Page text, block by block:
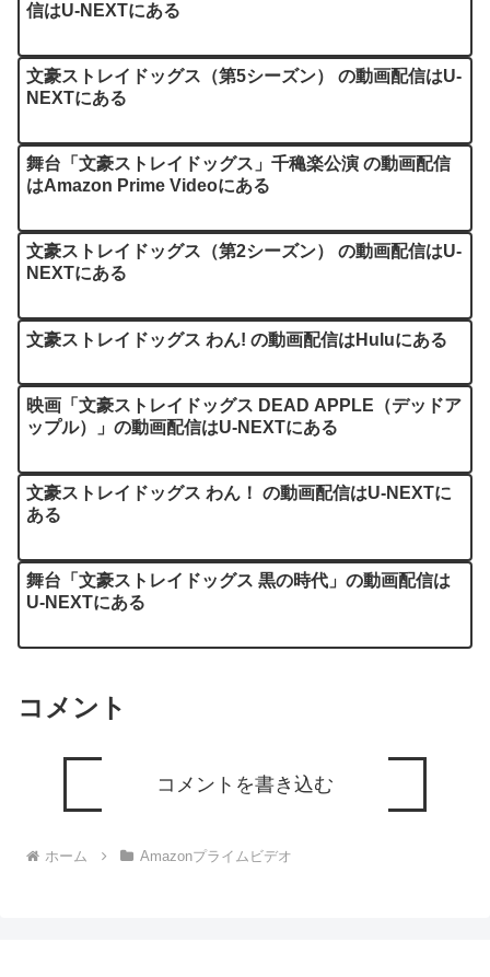
信はU-NEXTにある
文豪ストレイドッグス（第5シーズン） の動画配信はU-
NEXTにある
舞台「文豪ストレイドッグス」千穐楽公演 の動画配信
はAmazon Prime Videoにある
文豪ストレイドッグス（第2シーズン） の動画配信はU-
NEXTにある
文豪ストレイドッグス わん! の動画配信はHuluにある
映画「文豪ストレイドッグス DEAD APPLE（デッドア
ップル）」の動画配信はU-NEXTにある
文豪ストレイドッグス わん！ の動画配信はU-NEXTに
ある
舞台「文豪ストレイドッグス 黒の時代」の動画配信は
U-NEXTにある
コメント
コメントを書き込む
ホーム Amazonプライムビデオ